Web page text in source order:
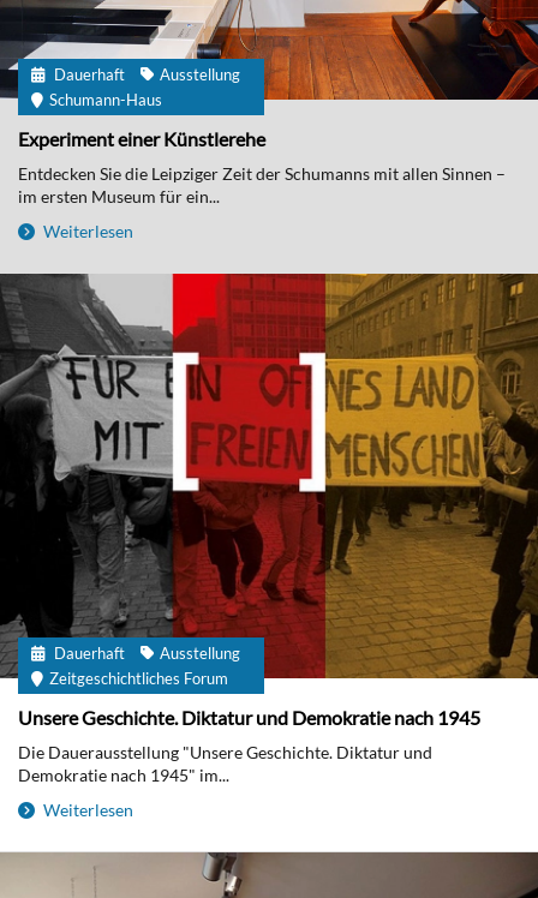
Dauerhaft
Ausstellung
Schumann-Haus
Experiment einer Künstlerehe
Entdecken Sie die Leipziger Zeit der Schumanns mit allen Sinnen –
im ersten Museum für ein...
Weiterlesen
Dauerhaft
Ausstellung
Zeitgeschichtliches Forum
Unsere Geschichte. Diktatur und Demokratie nach 1945
Die Dauerausstellung "Unsere Geschichte. Diktatur und
Demokratie nach 1945" im...
Weiterlesen